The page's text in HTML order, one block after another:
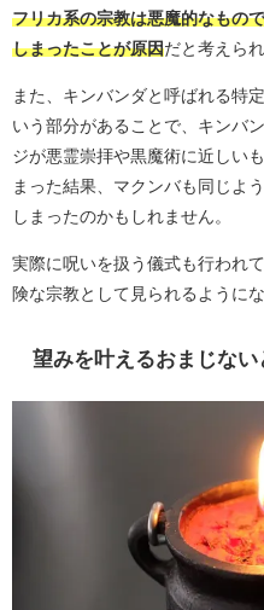
フリカ系の宗教は悪魔的なもの
しまったことが原因だと考えられ
また、キンバンダと呼ばれる特
いう部分があることで、キンバ
ジが悪霊崇拝や黒魔術に近しい
まった結果、マクンバも同じよ
しまったのかもしれません。
実際に呪いを扱う儀式も行われ
険な宗教として見られるように
望みを叶えるおまじな